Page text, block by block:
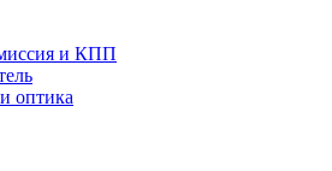
и КПП
оптика